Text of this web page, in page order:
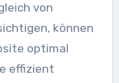
von
können
optimal
effizient